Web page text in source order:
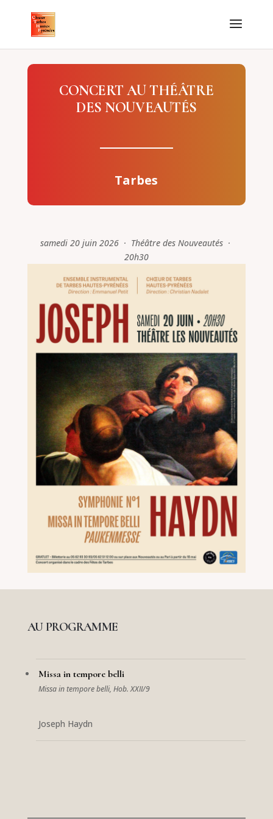
CONCERT AU THÉÂTRE
DES NOUVEAUTÉS
Tarbes
samedi 20 juin 2026 · Théâtre des Nouveautés ·
20h30
AU PROGRAMME
Missa in tempore belli
Missa in tempore belli, Hob. XXII/9
Joseph Haydn